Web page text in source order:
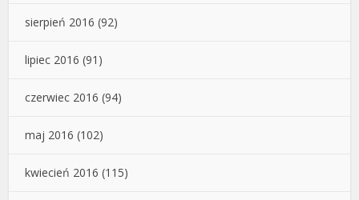
sierpień 2016 (92)
lipiec 2016 (91)
czerwiec 2016 (94)
maj 2016 (102)
kwiecień 2016 (115)